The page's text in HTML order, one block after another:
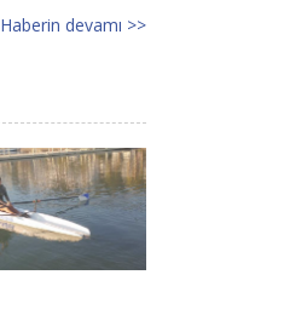
Haberin devamı >>